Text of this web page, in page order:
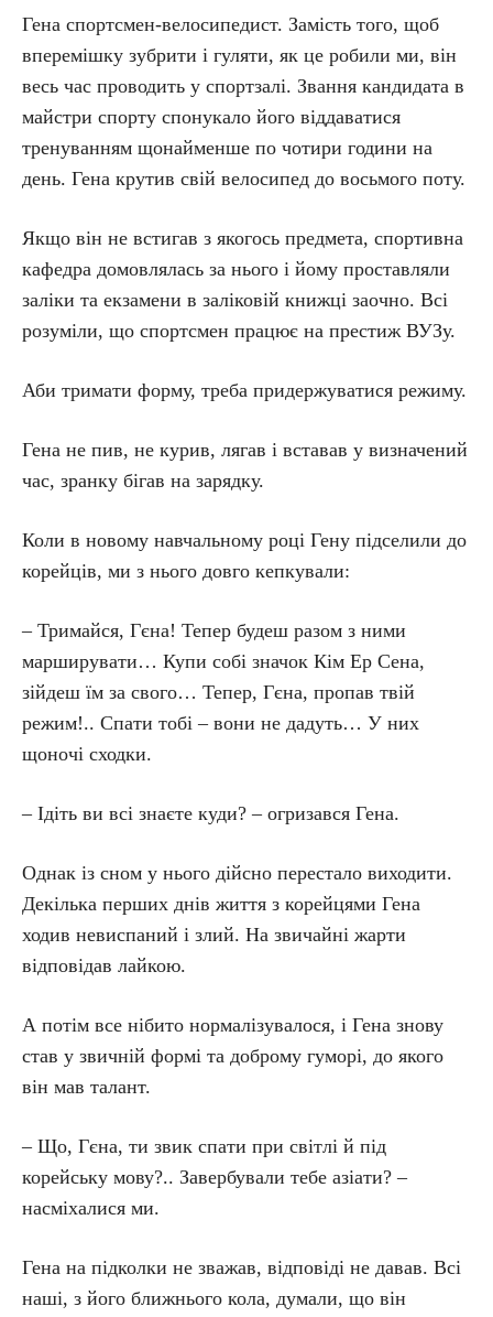
Гена спортсмен-велосипедист. Замість того, щоб
вперемішку зубрити і гуляти, як це робили ми, він
весь час проводить у спортзалі. Звання кандидата в
майстри спорту спонукало його віддаватися
тренуванням щонайменше по чотири години на
день. Гена крутив свій велосипед до восьмого поту.
Якщо він не встигав з якогось предмета, спортивна
кафедра домовлялась за нього і йому проставляли
заліки та екзамени в заліковій книжці заочно. Всі
розуміли, що спортсмен працює на престиж ВУЗу.
Аби тримати форму, треба придержуватися режиму.
Гена не пив, не курив, лягав і вставав у визначений
час, зранку бігав на зарядку.
Коли в новому навчальному році Гену підселили до
корейців, ми з нього довго кепкували:
– Тримайся, Гєна! Тепер будеш разом з ними
марширувати… Купи собі значок Кім Ер Сена,
зійдеш їм за свого… Тепер, Гєна, пропав твій
режим!.. Спати тобі – вони не дадуть… У них
щоночі сходки.
– Ідіть ви всі знаєте куди? – огризався Гена.
Однак із сном у нього дійсно перестало виходити.
Декілька перших днів життя з корейцями Гена
ходив невиспаний і злий. На звичайні жарти
відповідав лайкою.
А потім все нібито нормалізувалося, і Гена знову
став у звичній формі та доброму гуморі, до якого
він мав талант.
– Що, Гєна, ти звик спати при світлі й під
корейську мову?.. Завербували тебе азіати? –
насміхалися ми.
Гена на підколки не зважав, відповіді не давав. Всі
наші, з його ближнього кола, думали, що він